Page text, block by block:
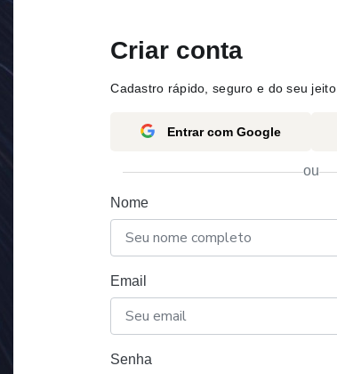
Criar conta
Cadastro rápido, seguro e do seu jeito.
Entrar com Google
ou
Nome
Email
Senha